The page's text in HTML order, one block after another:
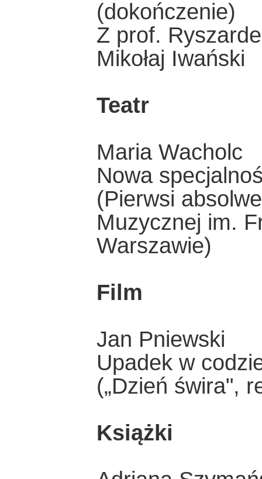
(dokończenie)
Z prof.
Mikołaj Iwański
Teatr
Maria Wacholc
Nowa
(Pierwsi
Muzycznej im.
Warszawie)
Film
Jan Pniewski
Upadek w
(„Dzień świra",
Książki